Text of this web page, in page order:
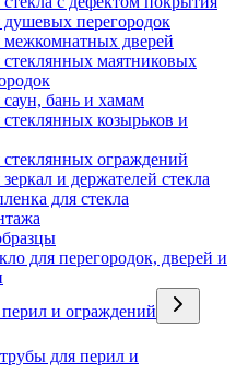
перегородок
дверей
маятниковых
бань и хамам
козырьков и
ограждений
и держателей стекла
для стекла
для перегородок, дверей и
и ограждений
для перил и